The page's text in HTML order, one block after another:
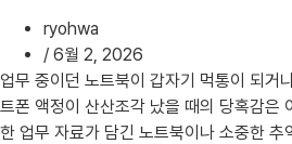
ryohwa
/ 6월 2, 2026
업무 중이던 노트북이 갑자기 먹통이 되거
트폰 액정이 산산조각 났을 때의 당혹감은
한 업무 자료가 담긴 노트북이나 소중한